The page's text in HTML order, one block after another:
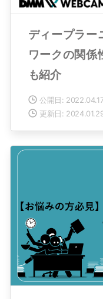
ディープラー
ワークの関係
も紹介
公開日:
更新日: